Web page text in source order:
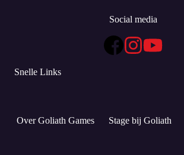
Social media
Snelle Links
Over Goliath Games Stage bij Goliath